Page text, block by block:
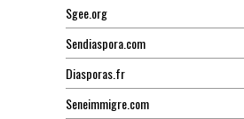
Sgee.org
Sendiaspora.com
Diasporas.fr
Seneimmigre.com